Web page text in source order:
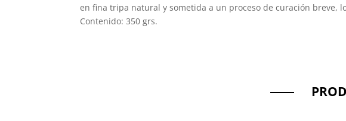
en fina tripa natural y sometida a un proceso de curación breve,
Contenido: 350 grs.